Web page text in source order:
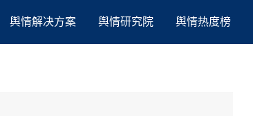
舆情解决方案 舆情研究院 舆情热度榜